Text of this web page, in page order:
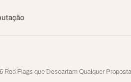
Red Flags que Descartam Qualquer